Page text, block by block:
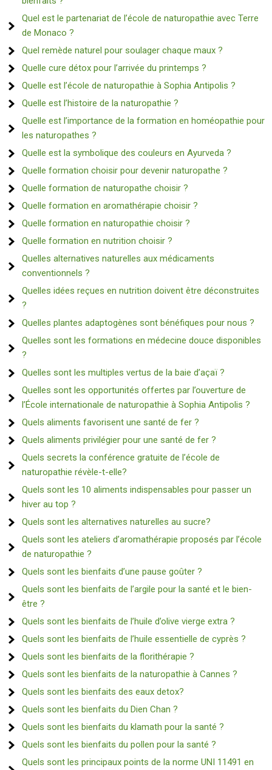
Quel est le partenariat de l’école de naturopathie avec Terre
de Monaco ?
Quel remède naturel pour soulager chaque maux ?
Quelle cure détox pour l’arrivée du printemps ?
Quelle est l’école de naturopathie à Sophia Antipolis ?
Quelle est l’histoire de la naturopathie ?
Quelle est l’importance de la formation en homéopathie pour
les naturopathes ?
Quelle est la symbolique des couleurs en Ayurveda ?
Quelle formation choisir pour devenir naturopathe ?
Quelle formation de naturopathe choisir ?
Quelle formation en aromathérapie choisir ?
Quelle formation en naturopathie choisir ?
Quelle formation en nutrition choisir ?
Quelles alternatives naturelles aux médicaments
conventionnels ?
Quelles idées reçues en nutrition doivent être déconstruites
?
Quelles plantes adaptogènes sont bénéfiques pour nous ?
Quelles sont les formations en médecine douce disponibles
?
Quelles sont les multiples vertus de la baie d’açaï ?
Quelles sont les opportunités offertes par l’ouverture de
l’École internationale de naturopathie à Sophia Antipolis ?
Quels aliments favorisent une santé de fer ?
Quels aliments privilégier pour une santé de fer ?
Quels secrets la conférence gratuite de l’école de
naturopathie révèle-t-elle?
Quels sont les 10 aliments indispensables pour passer un
hiver au top ?
Quels sont les alternatives naturelles au sucre?
Quels sont les ateliers d’aromathérapie proposés par l’école
de naturopathie ?
Quels sont les bienfaits d’une pause goûter ?
Quels sont les bienfaits de l’argile pour la santé et le bien-
être ?
Quels sont les bienfaits de l’huile d’olive vierge extra ?
Quels sont les bienfaits de l’huile essentielle de cyprès ?
Quels sont les bienfaits de la florithérapie ?
Quels sont les bienfaits de la naturopathie à Cannes ?
Quels sont les bienfaits des eaux detox?
Quels sont les bienfaits du Dien Chan ?
Quels sont les bienfaits du klamath pour la santé ?
Quels sont les bienfaits du pollen pour la santé ?
Quels sont les principaux points de la norme UNI 11491 en